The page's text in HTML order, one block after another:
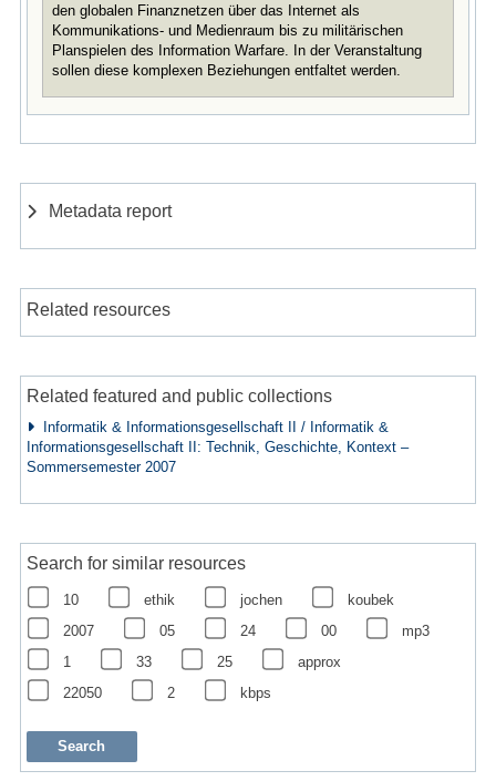
den globalen Finanznetzen über das Internet als
Kommunikations- und Medienraum bis zu militärischen
Planspielen des Information Warfare. In der Veranstaltung
sollen diese komplexen Beziehungen entfaltet werden.
Metadata report
Related resources
Related featured and public collections
Informatik & Informationsgesellschaft II / Informatik &
Informationsgesellschaft II: Technik, Geschichte, Kontext –
Sommersemester 2007
Search for similar resources
10 ethik jochen
koubek
2007
05 24 00
mp3
1
33 25
approx
22050
2 kbps